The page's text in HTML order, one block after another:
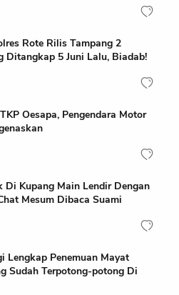
Rote Rilis Tampang 2
Ditangkap 5 Juni Lalu, Biadab!
Oesapa, Pengendara Motor
Di Kupang Main Lendir Dengan
Mesum Dibaca Suami
Lengkap Penemuan Mayat
Sudah Terpotong-potong Di